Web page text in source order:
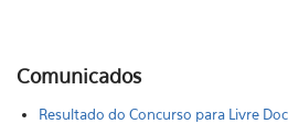
Comunicados
Resultado do Concurso para Livre